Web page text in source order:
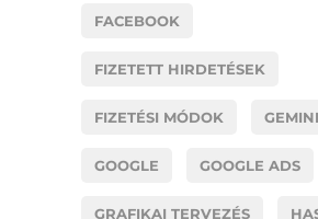
FACEBOOK
FIZETETT HIRDETÉSEK
FIZETÉSI MÓDOK GEMINI
GOOGLE GOOGLE ADS
GRAFIKAI TERVEZÉS